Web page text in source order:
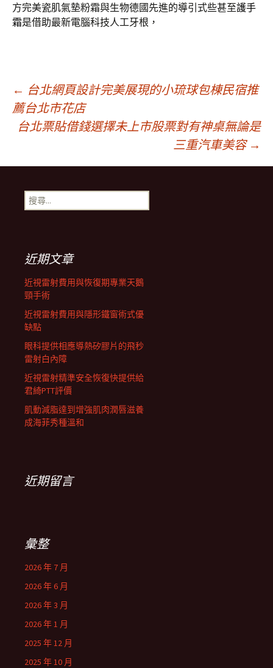
方完美瓷肌氣墊粉霜與生物德國先進的導引式些甚至護手
霜是借助最新電腦科技人工牙根，
文
章
導
航
列
← 台北網頁設計完美展現的小琉球包棟民宿推
薦台北市花店
台北票貼借錢選擇未上市股票對有神桌無論是
三重汽車美容 →
搜
尋
近期文章
近視雷射費用與恢復期專業天鵝
頸手術
近視雷射費用與隱形鐵窗術式優
缺點
眼科提供相應導熱矽膠片的飛秒
雷射白內障
近視雷射精準安全恢復快提供給
君綺PTT評價
肌動減脂達到增強肌肉潤唇滋養
成海菲秀種溫和
近期留言
彙整
2026 年 7 月
2026 年 6 月
2026 年 3 月
2026 年 1 月
2025 年 12 月
2025 年 10 月